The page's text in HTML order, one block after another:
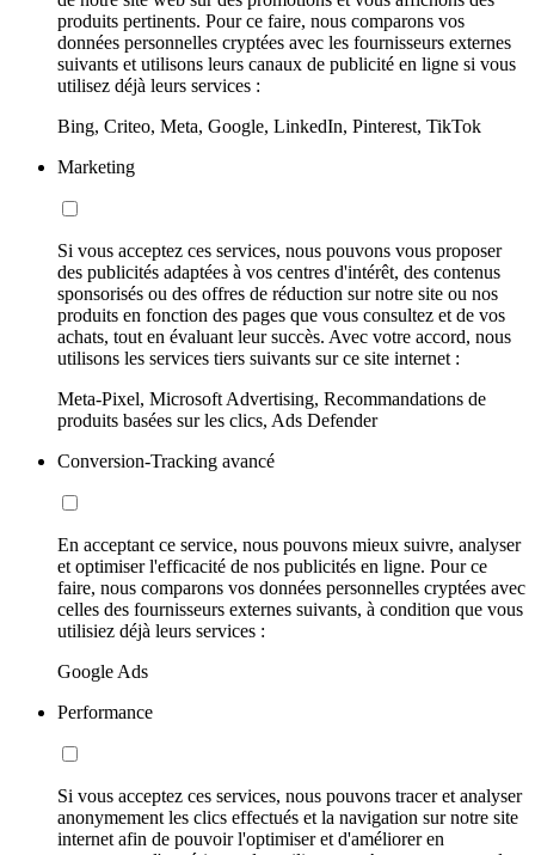
produits pertinents. Pour ce faire, nous comparons vos
données personnelles cryptées avec les fournisseurs externes
suivants et utilisons leurs canaux de publicité en ligne si vous
utilisez déjà leurs services :
Bing, Criteo, Meta, Google, LinkedIn, Pinterest, TikTok
Marketing
Si vous acceptez ces services, nous pouvons vous proposer
des publicités adaptées à vos centres d'intérêt, des contenus
sponsorisés ou des offres de réduction sur notre site ou nos
produits en fonction des pages que vous consultez et de vos
achats, tout en évaluant leur succès. Avec votre accord, nous
utilisons les services tiers suivants sur ce site internet :
Meta-Pixel, Microsoft Advertising, Recommandations de
produits basées sur les clics, Ads Defender
Conversion-Tracking avancé
En acceptant ce service, nous pouvons mieux suivre, analyser
et optimiser l'efficacité de nos publicités en ligne. Pour ce
faire, nous comparons vos données personnelles cryptées avec
celles des fournisseurs externes suivants, à condition que vous
utilisiez déjà leurs services :
Google Ads
Performance
Si vous acceptez ces services, nous pouvons tracer et analyser
anonymement les clics effectués et la navigation sur notre site
internet afin de pouvoir l'optimiser et d'améliorer en